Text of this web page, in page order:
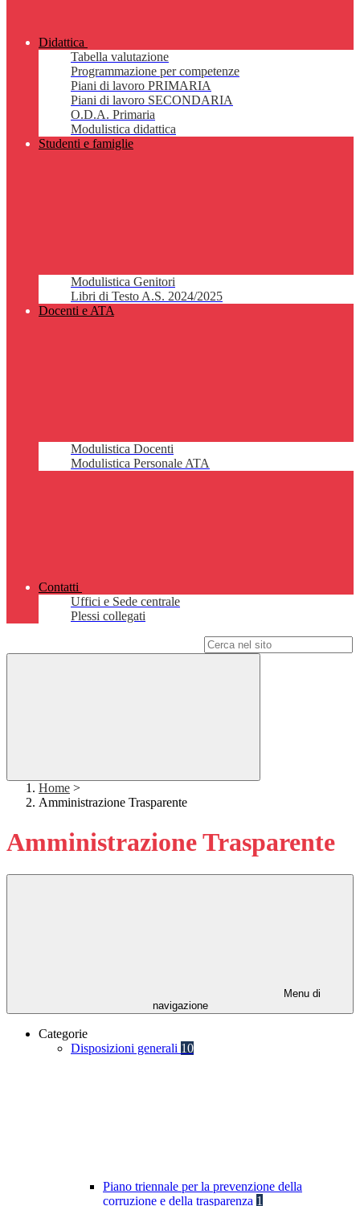
Didattica
Tabella valutazione
Programmazione per competenze
Piani di lavoro PRIMARIA
Piani di lavoro SECONDARIA
O.D.A. Primaria
Modulistica didattica
Studenti e famiglie
Modulistica Genitori
Libri di Testo A.S. 2024/2025
Docenti e ATA
Modulistica Docenti
Modulistica Personale ATA
Contatti
Uffici e Sede centrale
Plessi collegati
Home >
Amministrazione Trasparente
Amministrazione Trasparente
Menu di
navigazione
Categorie
Disposizioni generali 10
Piano triennale per la prevenzione della
corruzione e della trasparenza 1